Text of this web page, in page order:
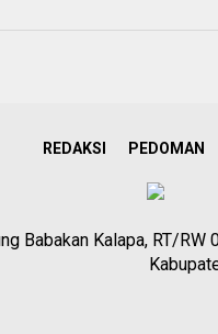
REDAKSI PEDOMAN
Babakan Kalapa, RT/